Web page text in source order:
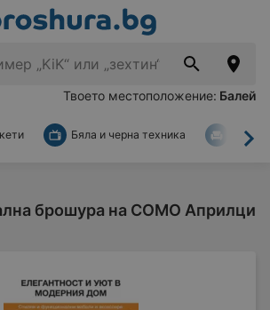
Твоето местоположение: Балей
Бяла и черна техника За
брошура на COMO Априлци